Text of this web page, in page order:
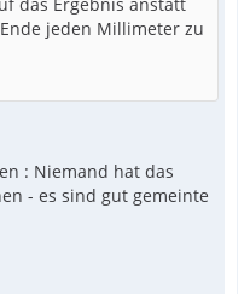
jeden Millimeter zu
: Niemand hat das
- es sind gut gemeinte